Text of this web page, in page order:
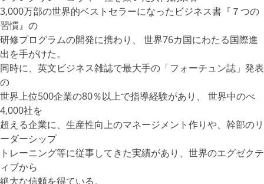
3,000万部の世界的ベストセラーになったビジネス書『７つの
習慣』の
研修プログラムの開発に携わり、 世界76カ国にわたる国際進
出を手がけた。
同時に、英文ビジネス雑誌で最大手の「フォーチュン誌」発表
の
世界上位500企業の80％以上で指導経験があり、 世界中のべ
4,000社を
超える企業に、生産性向上のマネージメント作りや、幹部のリ
ーダーシップ
トレーニング等に従事してきた実績があり、世界のエグゼクテ
ィブから
絶大な信頼を得ている。